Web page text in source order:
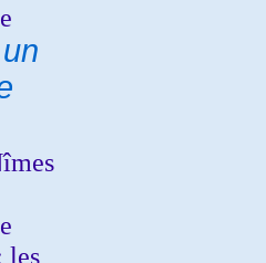
un
les